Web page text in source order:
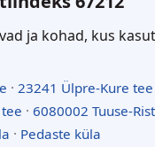
ja kohad, kus
· 23241 Ülpre-Kure tee
· 6080002 Tuuse-
· Pedaste küla